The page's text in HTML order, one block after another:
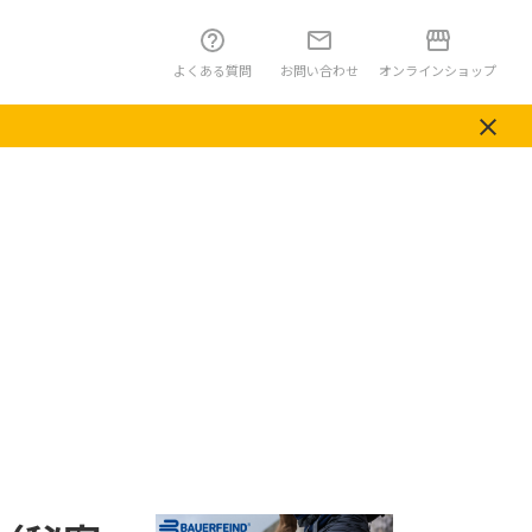
よくある質問 お問い合わせ オンラインショップ